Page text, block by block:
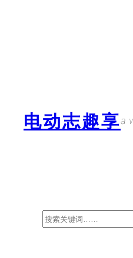
电动志趣享a
Search